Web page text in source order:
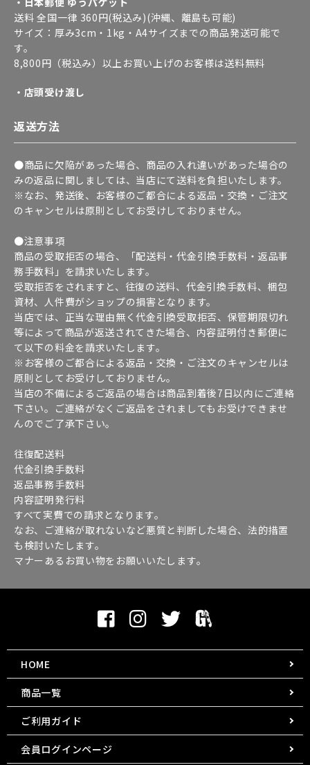
送料 全国一律 360円(税込み)(沖縄、離島も可能)
サイズ：厚み3cm・1kg・A4サイズまでの商品発送可能で
す。
8,800円（税込み）以上お買い上げのお客様は送料無料
・店頭受け渡し
返送方法
●商品に欠陥があった場合、商品の入れ違いがあった場合の
みの返品に関しましては、当店にて送料を負担いたします。
※なお、発送後、お客様のご都合による返品・交換・ご注文
のキャンセルは原則としてお受けしておりません。
●注意事項
商品の受取拒否の場合、「配送料・代金引換手数料・返品事
務手数料」を請求いたします。
受取拒否をされますと、往復の送料、代金引換手数料、梱包
資材、人件費がショップの損害となります。
当店では、正当な理由無く代金引換受取拒否、保管期限切れ
等によって商品が返送されてきた場合、内容証明付き郵便に
て以下の料金を請求いたします。
※お客様のご都合による返品・交換・ご注文のキャンセルは
原則としてお受けしておりません。
当店の不備によるご返品の場合は商品到着後7日以内にご連絡
下さい。ご連絡がなくご返品をされましてもお受けできませ
んのでご了承下さい。
往復配送料
代金引換手数料
返品事務手数料
内容証明発行料
すべて実費での請求となります。
なお、ご連絡が取れないなど悪質と判断した場合、法的措置
も検討いたします。
マナーあるお買い物をお願いいたします。
HOME
商品一覧
ご利用ガイド
会員ログインページ